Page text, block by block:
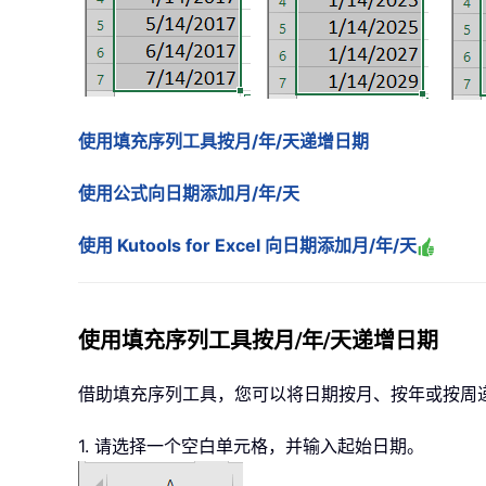
使用填充序列工具按月/年/天递增日期
使用公式向日期添加月/年/天
使用 Kutools for Excel 向日期添加月/年/天
使用填充序列工具按月/年/天递增日期
借助填充序列工具，您可以将日期按月、按年或按周
1. 请选择一个空白单元格，并输入起始日期。